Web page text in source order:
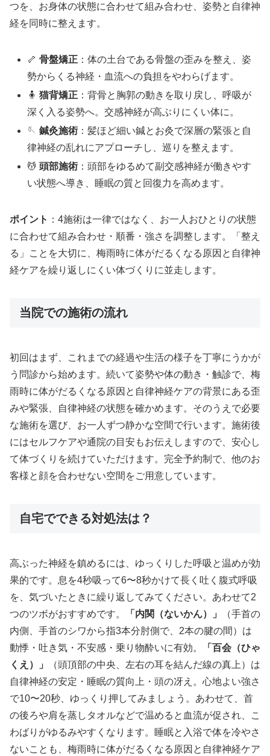
つを、お身体の状態に合わせて組み合わせ、姿勢と自律神
経を同時に整えます。
🦴骨盤矯正 ：体の土台である骨盤の歪みを整え、姿
勢からくる神経・血流への負担をやわらげます。
🧍猫背矯正 ：背骨と胸郭の動きを取り戻し、呼吸が
深く入る姿勢へ。交感神経が高ぶりにくい体に。
🪡鍼灸施術 ：髪ほど細い鍼とお灸で深層の緊張と自
律神経の乱れにアプローチし、巡りを整えます。
💆頭部施術 ：頭部をゆるめて副交感神経が働きやす
い状態へ導き、睡眠の質と回復力を高めます。
ポイント ：4施術は一律ではなく、お一人おひとりの状態
に合わせて組み合わせ・順番・強さを調整します。「整え
る」ことを大切に、梅雨時に体がだるくなる原因と自律神
経ケアを繰り返しにくい体づくりに並走します。
当院での施術の流れ
初回はまず、これまでの経過や生活の様子を丁寧にうかが
う問診から始めます。続いて姿勢や体の動き・触診で、梅
雨時に体がだるくなる原因と自律神経ケアの背景にある歪
みや緊張、自律神経の状態を確かめます。そのうえで必要
な施術を選び、お一人ずつ静かな空間で行います。施術後
にはセルフケアや通院の目安もお伝えしますので、安心し
て体づくりを続けていただけます。完全予約制で、他のお
客様と顔を合わせない空間をご用意しています。
自宅でできる対処法は？
高ぶった神経を鎮めるには、ゆっくりした呼吸と温めが効
果的です。息を4秒吸って6〜8秒かけて長く吐く腹式呼吸
を、気づいたときに繰り返してみてください。あわせて2
つのツボがおすすめです。
「内関（ないかん）」
（手首の
内側、手首のシワから指3本分肘側で、2本の腱の間）は
動悸・吐き気・不安感・乗り物酔いに有効。
「百会（ひゃ
くえ）」
（頭頂部の中央、左右の耳を結んだ線の真上）は
自律神経の安定・睡眠の質向上・頭の冴え。心地よい強さ
で10〜20秒、ゆっくり押してみましょう。あわせて、首
の後ろや肩を蒸しタオルなどで温めると血流が促され、こ
わばりがゆるみやすくなります。睡眠と入浴で体を冷やさ
ないことも、梅雨時に体がだるくなる原因と自律神経ケア